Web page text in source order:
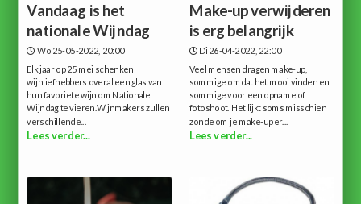
Vandaag is het
nationale Wijndag
Wo 25-05-2022, 20:00
Elk jaar op 25 mei schenken
wijnliefhebbers overal een glas van
hun favoriete wijn om Nationale
Wijndag te vieren.Wijnmakers zullen
verschillende...
Lees verder...
Make-up verwijderen
is erg belangrijk
Di 26-04-2022, 22:00
Veel mensen dragen make-up,
sommige omdat het mooi vinden en
sommige voor een opname of
fotoshoot. Het lijkt soms misschien
zonde om je make-up er...
Lees verder...